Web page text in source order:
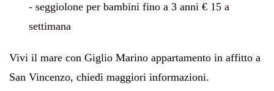
- seggiolone per bambini fino a 3 anni € 15 a
settimana
Vivi il mare con Giglio Marino appartamento in affitto a
San Vincenzo, chiedi maggiori informazioni.